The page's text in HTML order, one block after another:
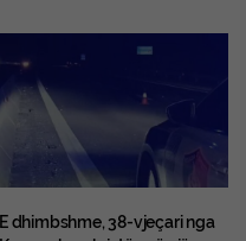
E dhimbshme, 38-vjeçari nga